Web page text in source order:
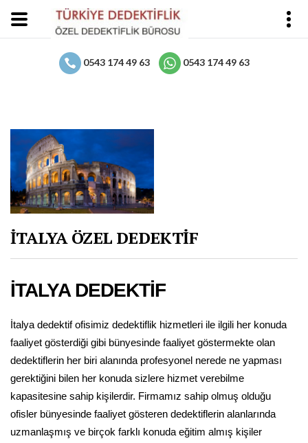
0543 174 49 63 0543 174 49 63
İTALYA ÖZEL DEDEKTİF
İTALYA DEDEKTİF
İtalya dedektif ofisimiz dedektiflik hizmetleri ile ilgili her konuda
faaliyet gösterdiği gibi bünyesinde faaliyet göstermekte olan
dedektiflerin her biri alanında profesyonel nerede ne yapması
gerektiğini bilen her konuda sizlere hizmet verebilme
kapasitesine sahip kişilerdir. Firmamız sahip olmuş olduğu
ofisler bünyesinde faaliyet gösteren dedektiflerin alanlarında
uzmanlaşmış ve birçok farklı konuda eğitim almış kişiler